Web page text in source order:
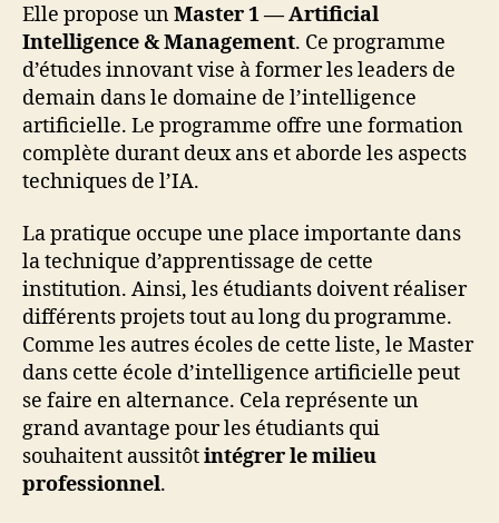
Elle propose unMaster 1 — Artificial
Intelligence & Management. Ce programme
d’études innovant vise à former les leaders de
demain dans le domaine de l’intelligence
artificielle. Le programme offre une formation
complète durant deux ans et aborde les aspects
techniques de l’IA.
La pratique occupe une place importante dans
la technique d’apprentissage de cette
institution. Ainsi, les étudiants doivent réaliser
différents projets tout au long du programme.
Comme les autres écoles de cette liste, le Master
dans cette école d’intelligence artificielle peut
se faire en alternance. Cela représente un
grand avantage pour les étudiants qui
souhaitent aussitôtintégrer le milieu
professionnel.